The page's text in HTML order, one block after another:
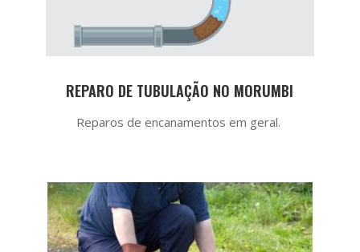
REPARO DE TUBULAÇÃO NO MORUMBI
Reparos de encanamentos em geral.